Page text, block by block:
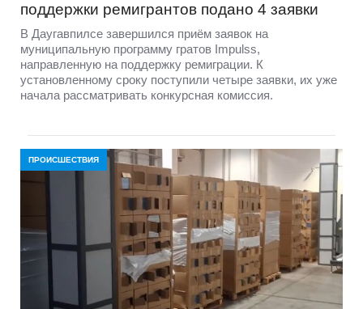
поддержки ремигрантов подано 4 заявки
В Даугавпилсе завершился приём заявок на
муниципальную программу гратов Impulss,
направленную на поддержку ремиграции. К
установленному сроку поступили четыре заявки, их уже
начала рассматривать конкурсная комиссия.
ПРОИСШЕСТВИЯ